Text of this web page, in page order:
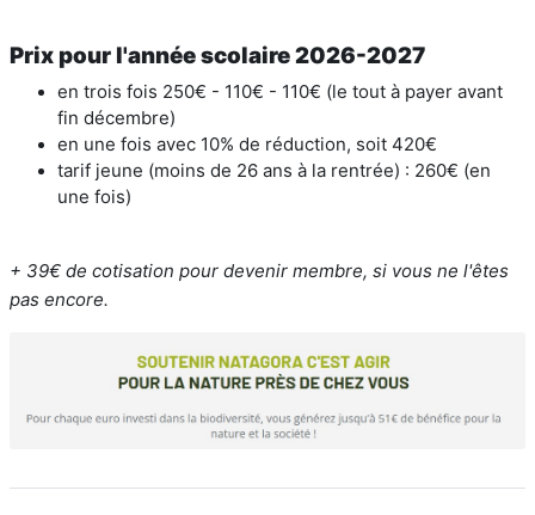
Prix pour l'année scolaire 2026-2027
en trois fois 250€ - 110€ - 110€ (le tout à payer avant
fin décembre)
en une fois avec 10% de réduction, soit 420€
tarif jeune (moins de 26 ans à la rentrée) : 260€ (en
une fois)
+ 39€ de cotisation pour devenir membre, si vous ne l'êtes
pas encore.